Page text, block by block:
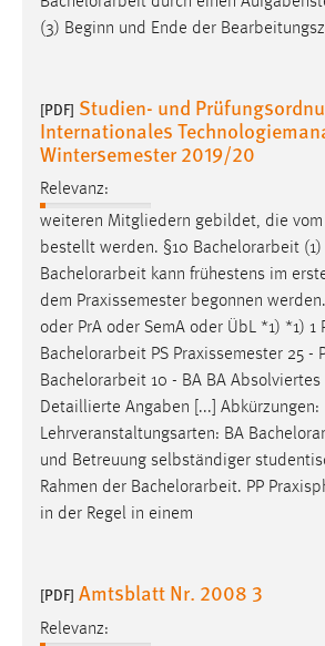
(3) Beginn und Ende der
[PDF] Studien- und
Internationales
Wintersemester 2019/20
Relevanz:
weiteren Mitgliedern gebildet, die
bestellt werden. §10 Bachelorarbeit
Bachelorarbeit kann frühestens im
dem Praxissemester begonnen
oder PrA oder SemA oder ÜbL *1) *1) 1
Bachelorarbeit PS Praxissemester 25 -
Bachelorarbeit 10 - BA BA Absolviertes
Detaillierte Angaben [...] Abkürzungen:
Lehrveranstaltungsarten: BA
und Betreuung selbständiger
Rahmen der Bachelorarbeit. PP
in der Regel in einem
[PDF] Amtsblatt Nr. 2008 3
Relevanz: